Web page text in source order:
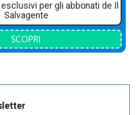
per gli abbonati de Il
Salvagente
SCOPRI